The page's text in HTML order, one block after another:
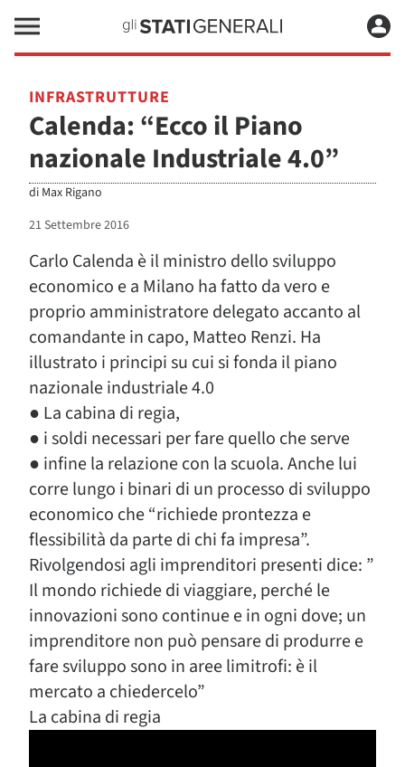
INFRASTRUTTURE
Calenda: “Ecco il Piano
nazionale Industriale 4.0”
di Max Rigano
21 Settembre 2016
Carlo Calenda è il ministro dello sviluppo
economico e a Milano ha fatto da vero e
proprio amministratore delegato accanto al
comandante in capo, Matteo Renzi. Ha
illustrato i principi su cui si fonda il piano
nazionale industriale 4.0
● La cabina di regia,
● i soldi necessari per fare quello che serve
● infine la relazione con la scuola. Anche lui
corre lungo i binari di un processo di sviluppo
economico che “richiede prontezza e
flessibilità da parte di chi fa impresa”.
Rivolgendosi agli imprenditori presenti dice: ”
Il mondo richiede di viaggiare, perché le
innovazioni sono continue e in ogni dove; un
imprenditore non può pensare di produrre e
fare sviluppo sono in aree limitrofi: è il
mercato a chiedercelo”
La cabina di regia